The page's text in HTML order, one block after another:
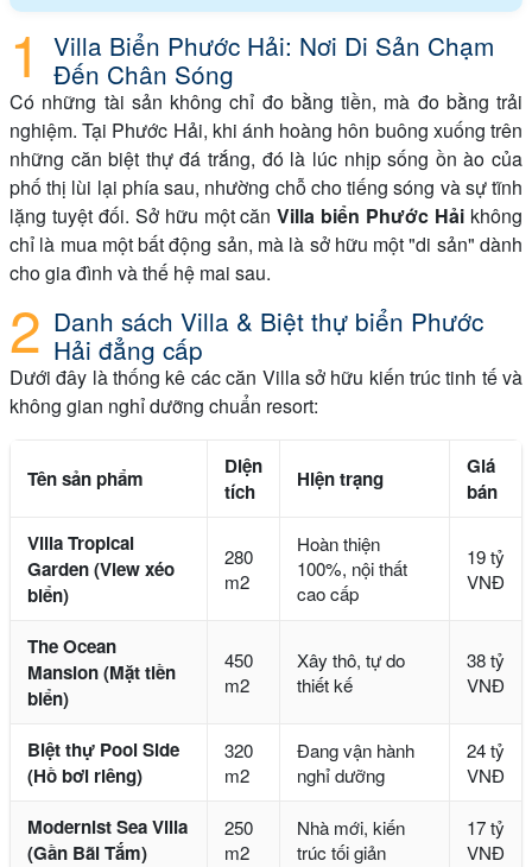
Villa Biển Phước Hải: Nơi Di Sản Chạm
Đến Chân Sóng
Có những tài sản không chỉ đo bằng tiền, mà đo bằng trải
nghiệm. Tại Phước Hải, khi ánh hoàng hôn buông xuống trên
những căn biệt thự đá trắng, đó là lúc nhịp sống ồn ào của
phố thị lùi lại phía sau, nhường chỗ cho tiếng sóng và sự tĩnh
lặng tuyệt đối. Sở hữu một cănVilla biển Phước Hải không
chỉ là mua một bất động sản, mà là sở hữu một "di sản" dành
cho gia đình và thế hệ mai sau.
Danh sách Villa & Biệt thự biển Phước
Hải đẳng cấp
Dưới đây là thống kê các căn Villa sở hữu kiến trúc tinh tế và
không gian nghỉ dưỡng chuẩn resort:
Tên sản phẩm
Diện
tích
Hiện trạng
Giá
bán
Villa Tropical
Garden (View xéo
biển)
280
m2
Hoàn thiện
100%, nội thất
cao cấp
19 tỷ
VNĐ
The Ocean
Mansion (Mặt tiền
biển)
450
m2
Xây thô, tự do
thiết kế
38 tỷ
VNĐ
Biệt thự Pool Side
(Hồ bơi riêng)
320
m2
Đang vận hành
nghỉ dưỡng
24 tỷ
VNĐ
Modernist Sea Villa
(Gần Bãi Tắm)
250
m2
Nhà mới, kiến
trúc tối giản
17 tỷ
VNĐ